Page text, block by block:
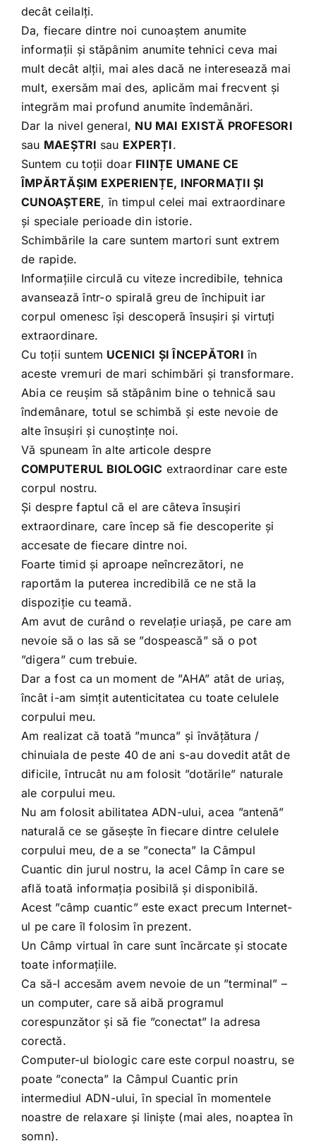
decât ceilalți.
Da, fiecare dintre noi cunoaștem anumite
informații și stăpânim anumite tehnici ceva mai
mult decât alții, mai ales dacă ne interesează mai
mult, exersăm mai des, aplicăm mai frecvent și
integrăm mai profund anumite îndemânări.
Dar la nivel general, NU MAI EXISTĂ PROFESORI
sau MAEȘTRI sau EXPERȚI.
Suntem cu toții doar FIINȚE UMANE CE
ÎMPĂRTĂȘIM EXPERIENȚE, INFORMAȚII ȘI
CUNOAȘTERE, în timpul celei mai extraordinare
și speciale perioade din istorie.
Schimbările la care suntem martori sunt extrem
de rapide.
Informațiile circulă cu viteze incredibile, tehnica
avansează într-o spirală greu de închipuit iar
corpul omenesc își descoperă însușiri și virtuți
extraordinare.
Cu toții suntem UCENICI ȘI ÎNCEPĂTORI în
aceste vremuri de mari schimbări și transformare.
Abia ce reușim să stăpânim bine o tehnică sau
îndemânare, totul se schimbă și este nevoie de
alte însușiri și cunoștințe noi.
Vă spuneam în alte articole despre
COMPUTERUL BIOLOGIC extraordinar care este
corpul nostru.
Și despre faptul că el are câteva însușiri
extraordinare, care încep să fie descoperite și
accesate de fiecare dintre noi.
Foarte timid și aproape neîncrezători, ne
raportăm la puterea incredibilă ce ne stă la
dispoziție cu teamă.
Am avut de curând o revelație uriașă, pe care am
nevoie să o las să se ”dospească” să o pot
”digera” cum trebuie.
Dar a fost ca un moment de ”AHA” atât de uriaș,
încât i-am simțit autenticitatea cu toate celulele
corpului meu.
Am realizat că toată ”munca” și învățătura /
chinuiala de peste 40 de ani s-au dovedit atât de
dificile, întrucât nu am folosit ”dotările” naturale
ale corpului meu.
Nu am folosit abilitatea ADN-ului, acea ”antenă”
naturală ce se găsește în fiecare dintre celulele
corpului meu, de a se ”conecta” la Câmpul
Cuantic din jurul nostru, la acel Câmp în care se
află toată informația posibilă și disponibilă.
Acest ”câmp cuantic” este exact precum Internet-
ul pe care îl folosim în prezent.
Un Câmp virtual în care sunt încărcate și stocate
toate informațiile.
Ca să-l accesăm avem nevoie de un ”terminal” –
un computer, care să aibă programul
corespunzător și să fie ”conectat” la adresa
corectă.
Computer-ul biologic care este corpul noastru, se
poate ”conecta” la Câmpul Cuantic prin
intermediul ADN-ului, în special în momentele
noastre de relaxare și liniște (mai ales, noaptea în
somn).